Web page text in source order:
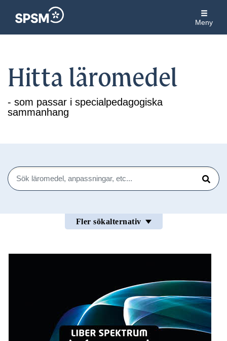
Meny
Hitta läromedel
- som passar i specialpedagogiska
sammanhang
Sök
Sök
Fler sökalternativ